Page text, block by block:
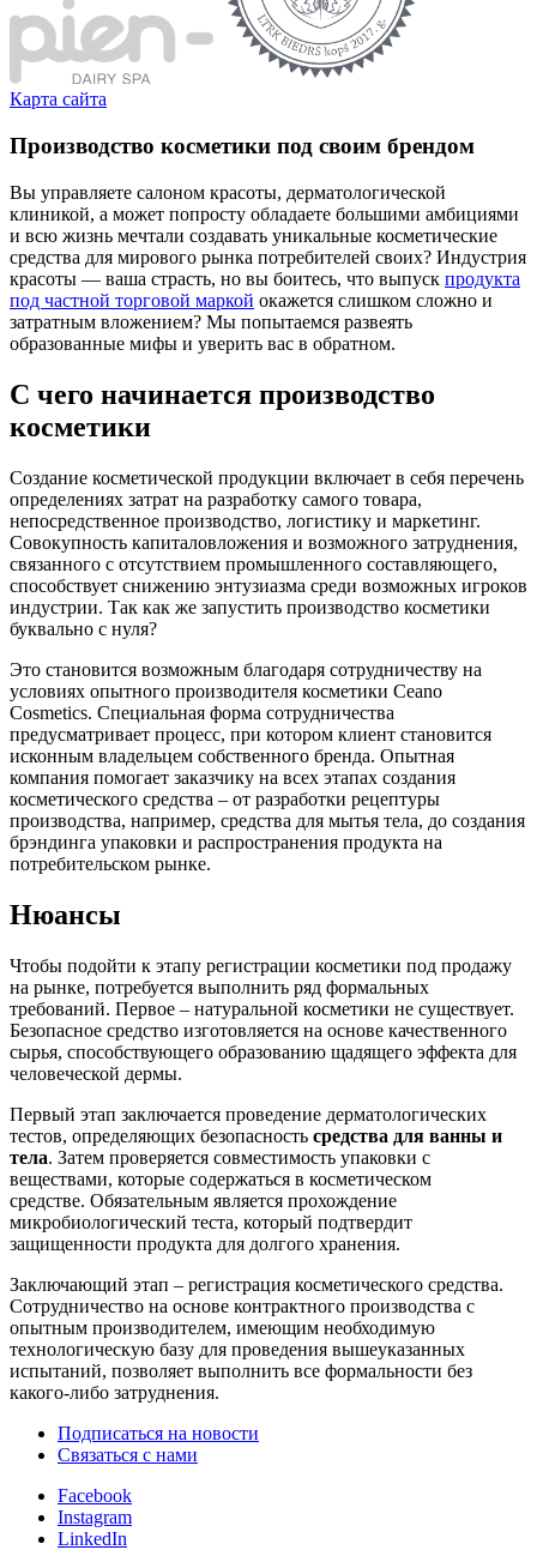
Карта сайта
Производство косметики под своим брендом
Вы управляете салоном красоты, дерматологической
клиникой, а может попросту обладаете большими амбициями
и всю жизнь мечтали создавать уникальные косметические
средства для мирового рынка потребителей своих? Индустрия
красоты — ваша страсть, но вы боитесь, что выпуск продукта
под частной торговой маркой окажется слишком сложно и
затратным вложением? Мы попытаемся развеять
образованные мифы и уверить вас в обратном.
С чего начинается производство
косметики
Создание косметической продукции включает в себя перечень
определениях затрат на разработку самого товара,
непосредственное производство, логистику и маркетинг.
Совокупность капиталовложения и возможного затруднения,
связанного с отсутствием промышленного составляющего,
способствует снижению энтузиазма среди возможных игроков
индустрии. Так как же запустить производство косметики
буквально с нуля?
Это становится возможным благодаря сотрудничеству на
условиях опытного производителя косметики Ceano
Cosmetics. Специальная форма сотрудничества
предусматривает процесс, при котором клиент становится
исконным владельцем собственного бренда. Опытная
компания помогает заказчику на всех этапах создания
косметического средства – от разработки рецептуры
производства, например, средства для мытья тела, до создания
брэндинга упаковки и распространения продукта на
потребительском рынке.
Нюансы
Чтобы подойти к этапу регистрации косметики под продажу
на рынке, потребуется выполнить ряд формальных
требований. Первое – натуральной косметики не существует.
Безопасное средство изготовляется на основе качественного
сырья, способствующего образованию щадящего эффекта для
человеческой дермы.
Первый этап заключается проведение дерматологических
тестов, определяющих безопасность средства для ванны и
тела. Затем проверяется совместимость упаковки с
веществами, которые содержаться в косметическом
средстве. Обязательным является прохождение
микробиологический теста, который подтвердит
защищенности продукта для долгого хранения.
Заключающий этап – регистрация косметического средства.
Сотрудничество на основе контрактного производства с
опытным производителем, имеющим необходимую
технологическую базу для проведения вышеуказанных
испытаний, позволяет выполнить все формальности без
какого-либо затруднения.
Подписаться на новости
Cвязаться с нами
Facebook
Instagram
LinkedIn